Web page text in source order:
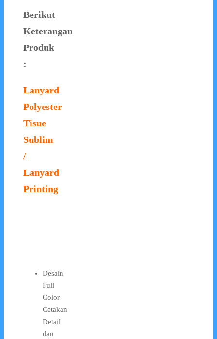
Berikut
Keterangan
Produk
:
Lanyard
Polyester
Tisue
Sublim
/
Lanyard
Printing
Desain
Full
Color
Cetakan
Detail
dan